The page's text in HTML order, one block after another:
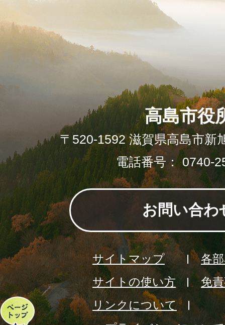
ペ
高島市役
〒520-1592 滋賀県高島市新
電話番号： 0740-
お問い合わ
サイトマップ
各
サイトの使い方
免
リンクについて